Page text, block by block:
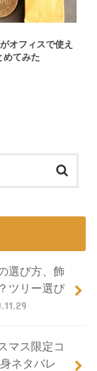
オフィスで使え
めてみた
選び方、飾
ツリー選び
マス限定コ
ネタバレ